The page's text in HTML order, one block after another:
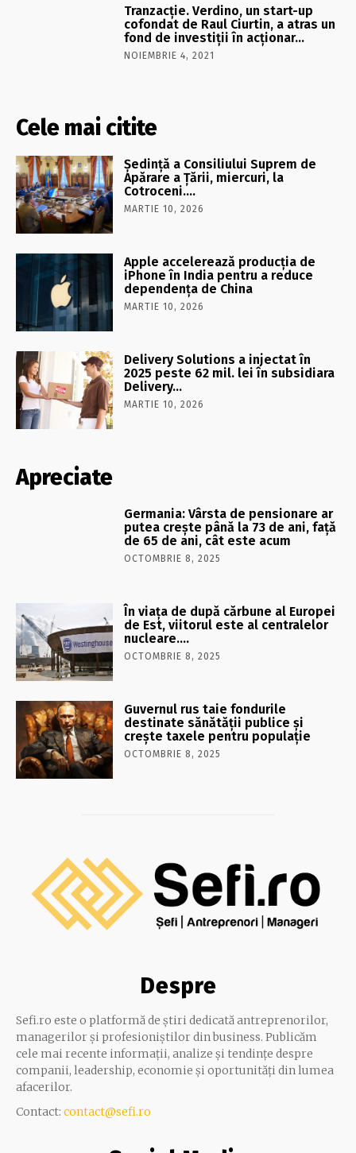
Tranzacţie. Verdino, un start-up
cofondat de Raul Ciurtin, a atras un
fond de investiţii în acţionar…
NOIEMBRIE 4, 2021
Cele mai citite
Şedinţă a Consiliului Suprem de
Apărare a Ţării, miercuri, la
Cotroceni….
MARTIE 10, 2026
Apple accelerează producția de
iPhone în India pentru a reduce
dependența de China
MARTIE 10, 2026
Delivery Solutions a injectat în
2025 peste 62 mil. lei în subsidiara
Delivery…
MARTIE 10, 2026
Apreciate
Germania: Vârsta de pensionare ar
putea crește până la 73 de ani, față
de 65 de ani, cât este acum
OCTOMBRIE 8, 2025
În viaţa de după cărbune al Europei
de Est, viitorul este al centralelor
nucleare….
OCTOMBRIE 8, 2025
Guvernul rus taie fondurile
destinate sănătății publice și
crește taxele pentru populație
OCTOMBRIE 8, 2025
Despre
Sefi.ro este o platformă de știri dedicată antreprenorilor,
managerilor și profesioniștilor din business. Publicăm
cele mai recente informații, analize și tendințe despre
companii, leadership, economie și oportunități din lumea
afacerilor.
Contact: contact@sefi.ro